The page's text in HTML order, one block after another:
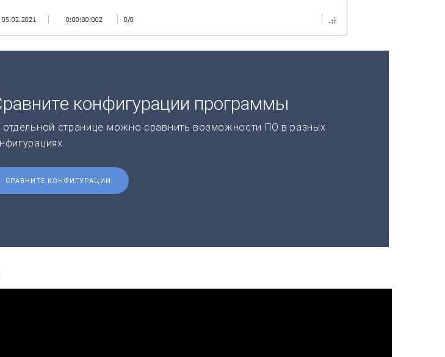
конфигурации программы
отдельной странице можно сравнить возможности ПО в разных
СРАВНИТЕ КОНФИГУРАЦИИ